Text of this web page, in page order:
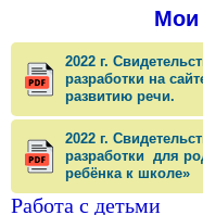
Мои
2022 г.
разработки на
развитию речи.
2022 г.
разработки для
ребёнка к школе»
Работа с детьми